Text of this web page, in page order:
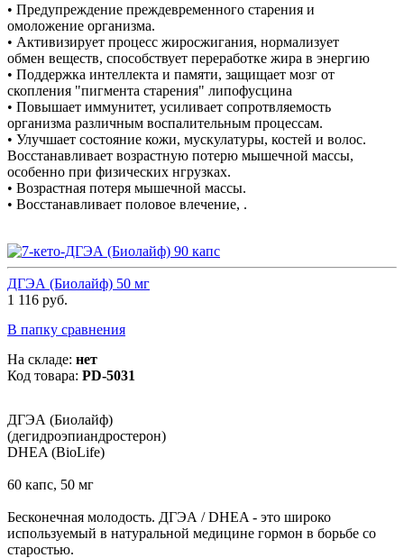
• Предупреждение преждевременного старения и
омоложение организма.
• Активизирует процесс жиросжигания, нормализует
обмен веществ, способствует переработке жира в энергию
• Поддержка интеллекта и памяти, защищает мозг от
скопления "пигмента старения" липофусцина
• Повышает иммунитет, усиливает сопротвляемость
организма различным воспалительным процессам.
• Улучшает состояние кожи, мускулатуры, костей и волос.
Восстанавливает возрастную потерю мышечной массы,
особенно при физических нгрузках.
• Возрастная потеря мышечной массы.
• Восстанавливает половое влечение, .
ДГЭА (Биолайф) 50 мг
1 116 руб.
В папку сравнения
На складе: нет
Код товара: PD-5031
ДГЭА (Биолайф)
(дегидроэпиандростерон)
DHEA (BioLife)
60 капс, 50 мг
Бесконечная молодость. ДГЭА / DHEA - это широко
используемый в натуральной медицине гормон в борьбе со
старостью.